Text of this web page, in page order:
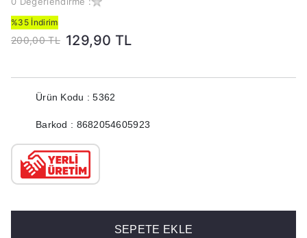
%35 İndirim
200,00 TL 129,90 TL
Ürün Kodu : 5362
Barkod : 8682054605923
SEPETE EKLE